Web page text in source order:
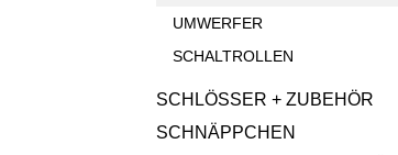
UMWERFER
SCHALTROLLEN
SCHLÖSSER + ZUBEHÖR
SCHNÄPPCHEN